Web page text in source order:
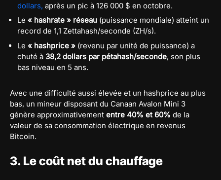
dollars, après un pic à 126 000 $ en octobre.
Le « hashrate » réseau (puissance mondiale) atteint un
record de 1,1 Zettahash/seconde (ZH/s).
Le « hashprice » (revenu par unité de puissance) a
chuté à 38,2 dollars par pétahash/seconde, son plus
bas niveau en 5 ans.
Avec une difficulté aussi élevée et un hashprice au plus
bas, un mineur disposant du Canaan Avalon Mini 3
génère approximativement entre 40% et 60% de la
valeur de sa consommation électrique en revenus
Bitcoin.
3. Le coût net du chauffage